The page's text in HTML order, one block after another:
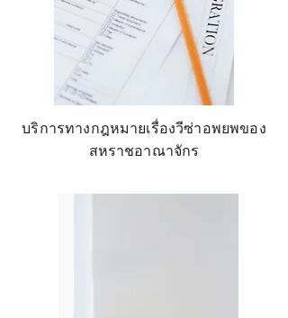
บริการทางกฎหมายเรื่องวีซ่าอพยพของ
สหราชอาณาจักร